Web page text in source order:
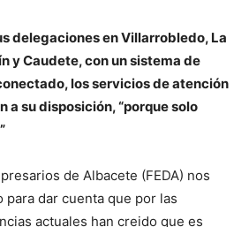
delegaciones en Villarrobledo, La
y Caudete, con un sistema de
los servicios de atención
a su disposición, “porque solo
de Albacete (FEDA) nos
para dar cuenta que por las
actuales han creido que es